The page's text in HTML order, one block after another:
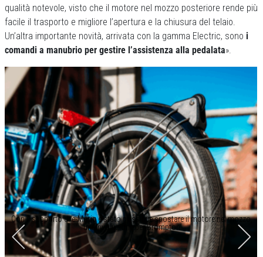
qualità notevole, visto che il motore nel mozzo posteriore rende più
facile il trasporto e migliore l’apertura e la chiusura del telaio.
Un’altra importante novità, arrivata con la gamma Electric, sono i
comandi a manubrio per gestire l’assistenza alla pedalata».
Con il supporto di e-Motiq è stato possibile spostare il motore nel mozzo,
una rivoluzione per Brompton